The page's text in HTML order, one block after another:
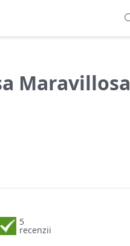
Maravillosa
5
recenzii